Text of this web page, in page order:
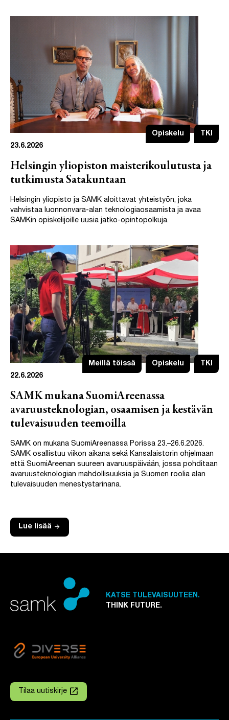
Opiskelu
TKI
23.6.2026
Helsingin yliopiston maisterikoulutusta ja
tutkimusta Satakuntaan
Helsingin yliopisto ja SAMK aloittavat yhteistyön, joka
vahvistaa luonnonvara-alan teknologiaosaamista ja avaa
SAMKin opiskelijoille uusia jatko-opintopolkuja.
Meillä töissä Opiskelu
TKI
22.6.2026
SAMK mukana SuomiAreenassa
avaruusteknologian, osaamisen ja kestävän
tulevaisuuden teemoilla
SAMK on mukana SuomiAreenassa Porissa 23.–26.6.2026.
SAMK osallistuu viikon aikana sekä Kansalaistorin ohjelmaan
että SuomiAreenan suureen avaruuspäivään, jossa pohditaan
avaruusteknologian mahdollisuuksia ja Suomen roolia alan
tulevaisuuden menestystarinana.
Lue lisää arrow_forward
KATSE TULEVAISUUTEEN.
THINK FUTURE.
Tilaa uutiskirje
Linkki avautuu uuteen välilehteen
launch